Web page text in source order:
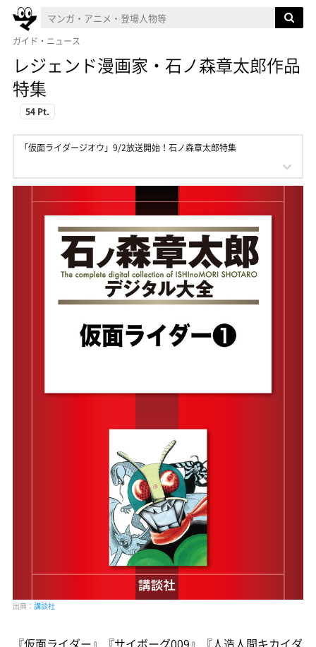
ガイド・ニュース
レジェンド漫画家・石ノ森章太郎作品
特集
54 Pt.
「仮面ライダージオウ」9/2放送開始！石ノ森章太郎特集
出典： 講談社
『仮面ライダー』『サイボーグ009』『人造人間キカイダ